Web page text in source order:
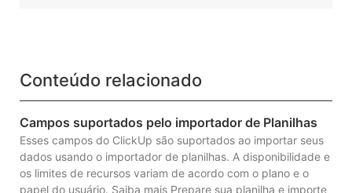
Conteúdo relacionado
Campos suportados pelo importador de Planilhas
Esses campos do ClickUp são suportados ao importar seus
dados usando o importador de planilhas. A disponibilidade e
os limites de recursos variam de acordo com o plano e o
papel do usuário. Saiba mais Prepare sua planilha e importe